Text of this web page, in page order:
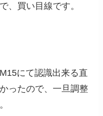
、買い目線です。
にて認識出来る直
ったので、一旦調整